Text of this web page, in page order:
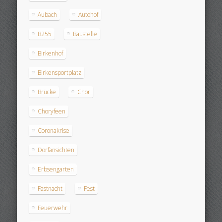
Aubach Autohof
B255 Baustelle
Birkenhof
Birkensportplatz
Brücke Chor
Choryfeen
Coronakrise
Dorfansichten
Erbsengarten
Fastnacht Fest
Feuerwehr